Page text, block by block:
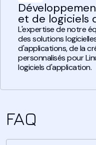
et de logiciels
L'expertise de notre
des solutions
d'applications, de la
personnalisés pour
logiciels d'application.
FAQ